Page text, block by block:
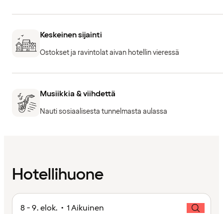
Keskeinen sijainti
Ostokset ja ravintolat aivan hotellin vieressä
Musiikkia & viihdettä
Nauti sosiaalisesta tunnelmasta aulassa
Hotellihuone
8 - 9. elok. • 1 Aikuinen